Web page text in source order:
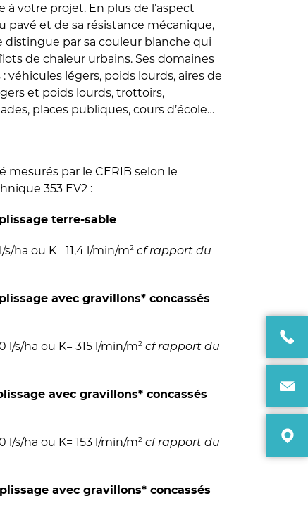
votre projet. En plus de l’aspect
pavé et de sa résistance mécanique,
distingue par sa couleur blanche qui
de chaleur urbains. Ses domaines
véhicules légers, poids lourds, aires de
et poids lourds, trottoirs,
places publiques, cours d’école…
par le CERIB selon le
353 EV2 :
terre-sable
s/ha ou K= 11,4 l/min/m2 cf rapport du
avec gravillons* concassés
l/s/ha ou K= 315 l/min/m2 cf rapport du
avec gravillons* concassés
l/s/ha ou K= 153 l/min/m2 cf rapport du
avec gravillons* concassés